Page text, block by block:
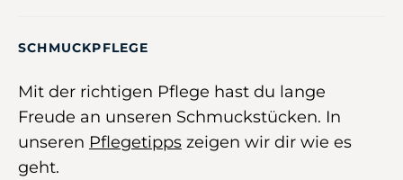
SCHMUCKPFLEGE
Mit der richtigen Pflege hast du lange
Freude an unseren Schmuckstücken. In
unseren Pflegetipps zeigen wir dir wie es
geht.